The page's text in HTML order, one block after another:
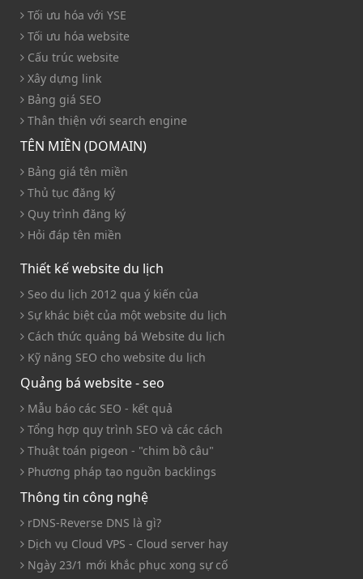
Tối ưu hóa với YSE
Tối ưu hóa website
Cấu trúc website
Xây dựng link
Bảng giá SEO
Thân thiện với search engine
TÊN MIỀN (DOMAIN)
Bảng giá tên miền
Thủ tục đăng ký
Quy trình đăng ký
Hỏi đáp tên miền
Thiết kế website du lịch
Seo du lịch 2012 qua ý kiến của
Sự khác biệt của một website du lịch
Cách thức quảng bá Website du lịch
Kỹ năng SEO cho website du lịch
Quảng bá website - seo
Mẫu báo các SEO - kết quả
Tổng hợp quy trình SEO và các cách
Thuật toán pigeon - "chim bồ câu"
Phương pháp tạo nguồn backlings
Thông tin công nghệ
rDNS-Reverse DNS là gì?
Dịch vụ Cloud VPS - Cloud server hay
Ngày 23/1 mới khắc phục xong sự cố